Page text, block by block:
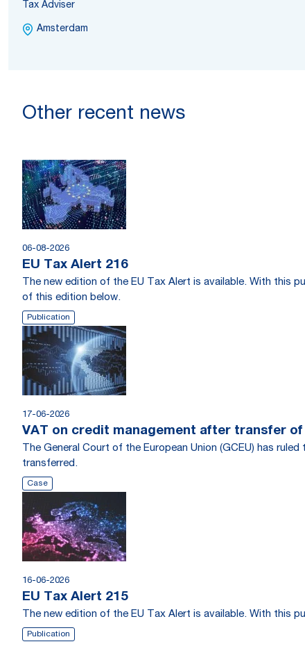
Tax Adviser
Amsterdam
Other recent news
06-08-2026
EU Tax Alert 216
The new edition of the EU Tax Alert is available. With this
of this edition below.
Publication
17-06-2026
VAT on credit management after transfer of
The General Court of the European Union (GCEU) has
transferred.
Case
16-06-2026
EU Tax Alert 215
The new edition of the EU Tax Alert is available. With this
Publication